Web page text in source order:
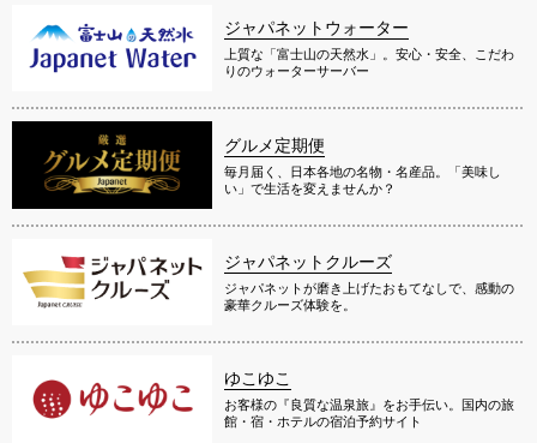
ジャパネットウォーター
上質な「富士山の天然水」。安心・安全、こだわ
りのウォーターサーバー
グルメ定期便
毎月届く、日本各地の名物・名産品。「美味し
い」で生活を変えませんか？
ジャパネットクルーズ
ジャパネットが磨き上げたおもてなしで、感動の
豪華クルーズ体験を。
ゆこゆこ
お客様の『良質な温泉旅』をお手伝い。国内の旅
館・宿・ホテルの宿泊予約サイト